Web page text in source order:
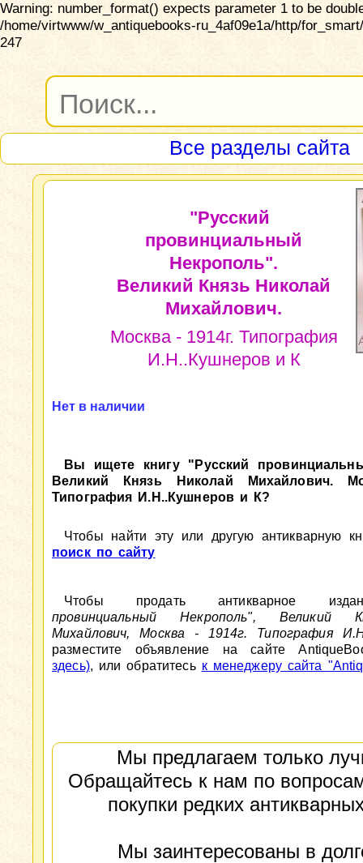
Warning: number_format() expects parameter 1 to be
/home/virtwww/w_antiquebooks-ru_4af09e1a/http/
247
Все разделы сайта
"Русский
провинциальный
Некрополь".
Великий Князь Николай
Михайлович.
Москва - 1914г. Типография
И.Н..Кушнеров и К
Нет в наличии
Вы ищете книгу "Русский
Великий Князь Николай Михайлович.
Типография И.Н..Кушнеров и К?
Чтобы найти эту или другую антикварную
поиск по сайту
Чтобы продать антикварное
провинциальный Некрополь", Великий
Михайлович, Москва - 1914г. Типография
разместите объявление на сайте
здесь), или обратитесь к менеджеру сайта
Мы предлагаем только
Обращайтесь к нам по
покупки редких
Мы заинтересованы в